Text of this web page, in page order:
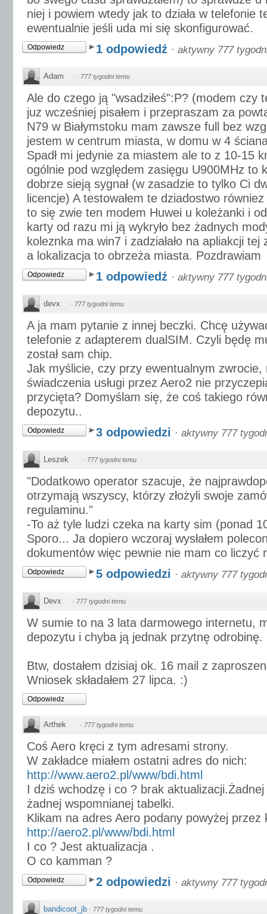
niej i powiem wtedy jak to działa w telefonie
ewentualnie jeśli uda mi się skonfigurować.
Odpowiedz 1 odpowiedź · aktywny 777
Adam · 777 tygodni temu
Ale do czego ją "wsadziłeś":P? (modem czy
juz wcześniej pisałem i przepraszam za
N79 w Białymstoku mam zawsze full bez
jestem w centrum miasta, w domu w 4
Spadł mi jedynie za miastem ale to z 10-15
ogólnie pod względem zasięgu U900MHz to
dobrze sieją sygnał (w zasadzie to tylko Ci
licencje) A testowałem te dziadostwo
to się zwie ten modem Huwei u koleżanki i
karty od razu mi ją wykryło bez żadnych
koleznka ma win7 i zadziałało na apliakcji
a lokalizacja to obrzeża miasta. Pozdrawiam
Odpowiedz 1 odpowiedź · aktywny 777
devx · 777 tygodni temu
A ja mam pytanie z innej beczki. Chcę
telefonie z adapterem dualSIM. Czyli będę
został sam chip.
Jak myślicie, czy przy ewentualnym zwrocie,
świadczenia usługi przez Aero2 nie
przycięta? Domyślam się, że coś takiego
depozytu..
Odpowiedz 3 odpowiedzi · aktywny 777
Leszek · 777 tygodni temu
"Dodatkowo operator szacuje, że
otrzymają wszyscy, którzy złożyli swoje
regulaminu."
-To aż tyle ludzi czeka na karty sim (ponad
Sporo... Ja dopiero wczoraj wysłałem
dokumentów więc pewnie nie mam co liczyć
Odpowiedz 5 odpowiedzi · aktywny 777
Devx · 777 tygodni temu
W sumie to na 3 lata darmowego internetu,
depozytu i chyba ją jednak przytnę odrobinę.
Btw, dostałem dzisiaj ok. 16 mail z
Wniosek składałem 27 lipca. :)
Odpowiedz
Arthek · 777 tygodni temu
Coś Aero kręci z tym adresami strony.
W zakładce miałem ostatni adres do nich:
http://www.aero2.pl/www/bdi.html
I dziś wchodzę i co ? brak
żadnej wspomnianej tabelki.
Klikam na adres Aero podany powyżej przez
http://aero2.pl/www/bdi.html
I co ? Jest aktualizacja .
O co kamman ?
Odpowiedz 2 odpowiedzi · aktywny 777
bandicoot_jb · 777 tygodni temu